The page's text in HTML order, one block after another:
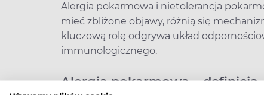
Alergia pokarmowa i nietolerancja
mieć zbliżone objawy, różnią się
kluczową rolę odgrywa układ
immunologicznego.
Alergia pokarmowa –